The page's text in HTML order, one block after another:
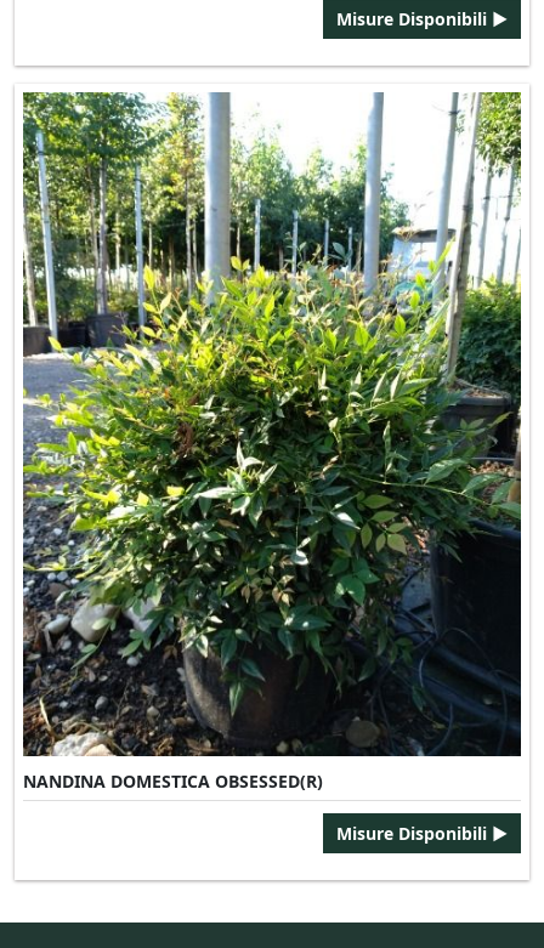
Misure Disponibili ►
NANDINA DOMESTICA OBSESSED(R)
Misure Disponibili ►